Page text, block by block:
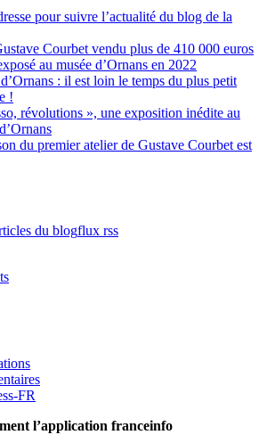
pour suivre l’actualité du blog de la
Courbet vendu plus de 410 000 euros
au musée d’Ornans en 2022
: il est loin le temps du plus petit
!
révolutions », une exposition inédite au
du premier atelier de Gustave Courbet est
du blogflux rss
FR
l’application franceinfo